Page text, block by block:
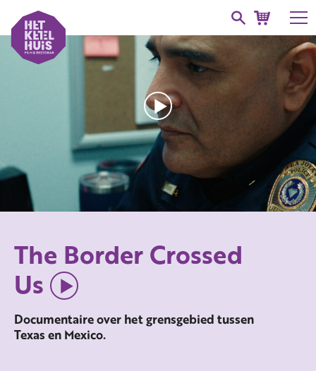
The Border Crossed
Us
Documentaire over het grensgebied tussen
Texas en Mexico.